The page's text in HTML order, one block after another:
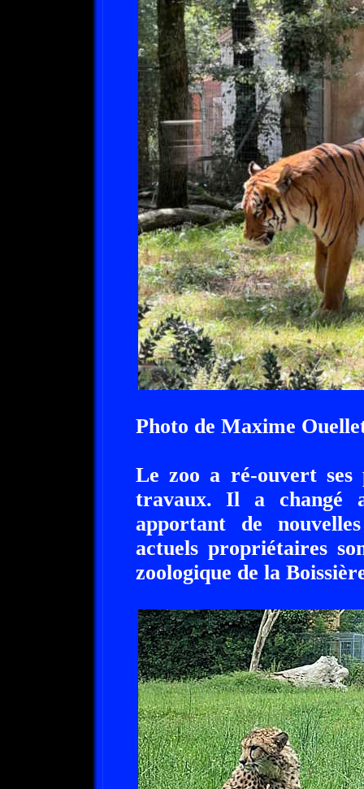
Photo de Maxime
Le zoo a ré-ouvert ses
travaux. Il a changé
apportant de
actuels propriétaires
zoologique de la